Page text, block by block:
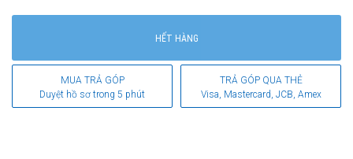
HẾT HÀNG
MUA TRẢ GÓP
Duyệt hồ sơ trong 5 phút
TRẢ GÓP QUA THẺ
Visa, Mastercard, JCB, Amex